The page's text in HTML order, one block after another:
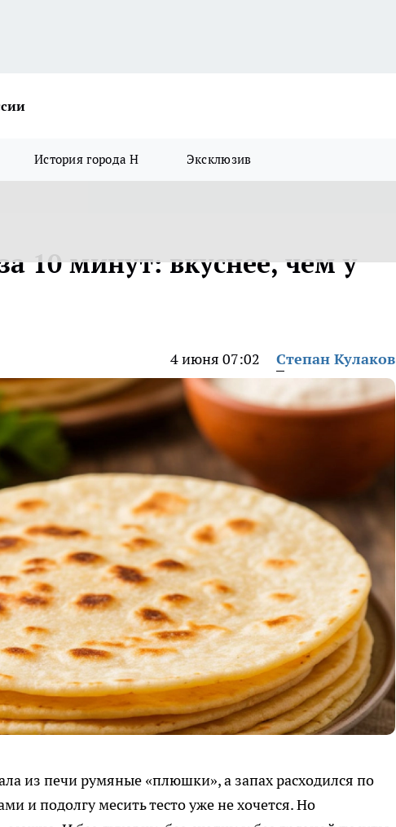
История города Н Эксклюзив
10 минут: вкуснее, чем у
4 июня 07:02 Степан Кулаков
из печи румяные «плюшки», а запах расходился по
и подолгу месить тесто уже не хочется. Но